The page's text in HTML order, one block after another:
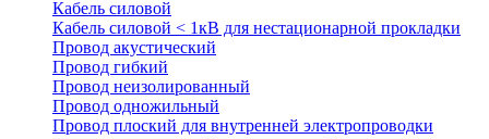
Кабель силовой
Кабель силовой < 1кВ для нестационарной прокладки
Провод акустический
Провод гибкий
Провод неизолированный
Провод одножильный
Провод плоский для внутренней электропроводки